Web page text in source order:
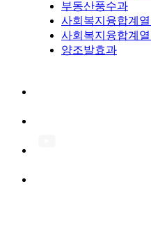
부동산풍수과
사회복지융합계
사회복지융합계
양조발효과